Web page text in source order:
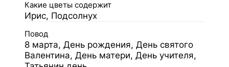
Какие цветы содержит
Ирис, Подсолнух
Повод
8 марта, День рождения, День святого
Валентина, День матери, День учителя,